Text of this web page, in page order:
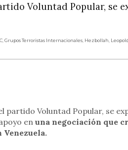
Voluntad Popular, se
,Grupos Terroristas Internacionales, Hezbollah,
partido Voluntad Popular, se
en una negociación que
Venezuela.